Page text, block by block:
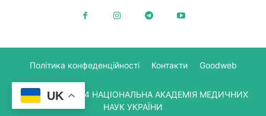
Політика конфеденційності Контакти Goodweb
© Copyright 2024 НАЦІОНАЛЬНА АКАДЕМІЯ МЕДИЧНИХ
НАУК УКРАЇНИ
UK